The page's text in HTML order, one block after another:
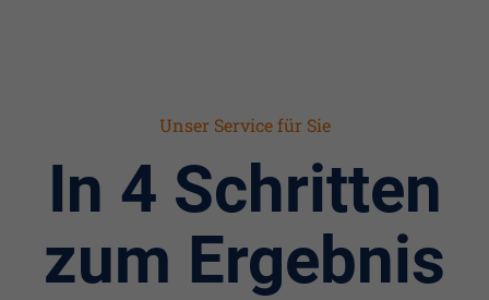
Unser Service für Sie
In 4 Schritten
zum Ergebnis